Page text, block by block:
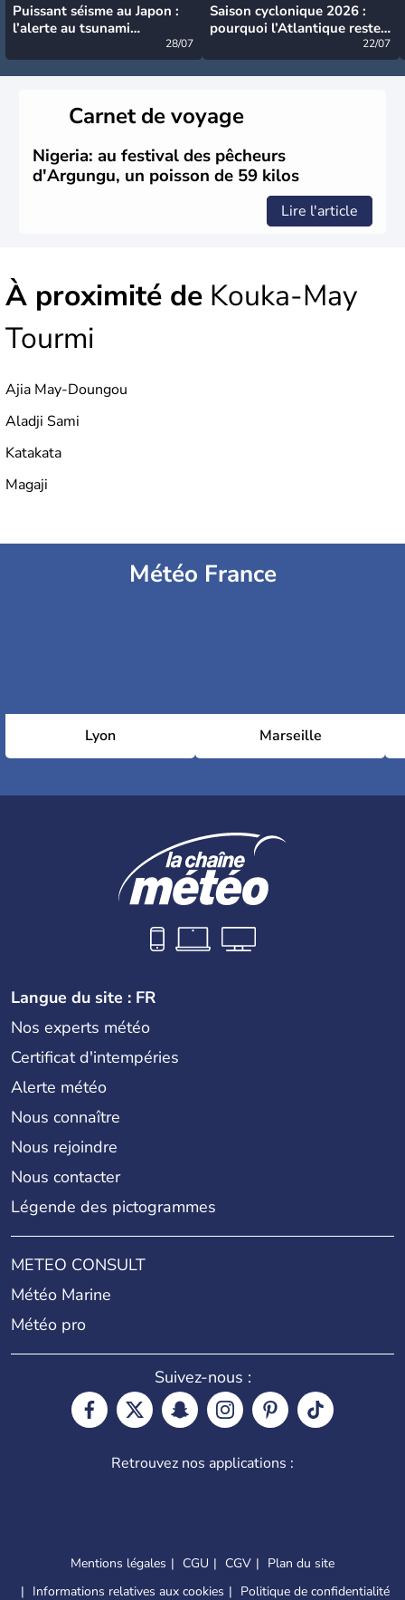
Puissant séisme au Japon :
l’alerte au tsunami
28/07
Saison cyclonique 2026 :
pourquoi l’Atlantique reste
22/07
Carnet de voyage
Nigeria: au festival des pêcheurs
d'Argungu, un poisson de 59 kilos
Lire l'article
À proximité de Kouka-May
Tourmi
Ajia May-Doungou
Aladji Sami
Katakata
Magaji
Météo France
Lyon Marseille
Langue du site : FR
Nos experts météo
Certificat d'intempéries
Alerte météo
Nous connaître
Nous rejoindre
Nous contacter
Légende des pictogrammes
METEO CONSULT
Météo Marine
Météo pro
Suivez-nous :
Retrouvez nos applications :
Mentions légales CGU CGV
Plan du site
Informations relatives aux cookies
Politique de confidentialité